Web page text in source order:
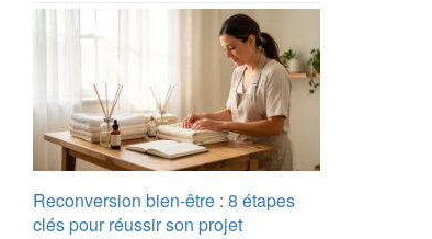
Reconversion bien-être : 8 étapes
clés pour réussir son projet